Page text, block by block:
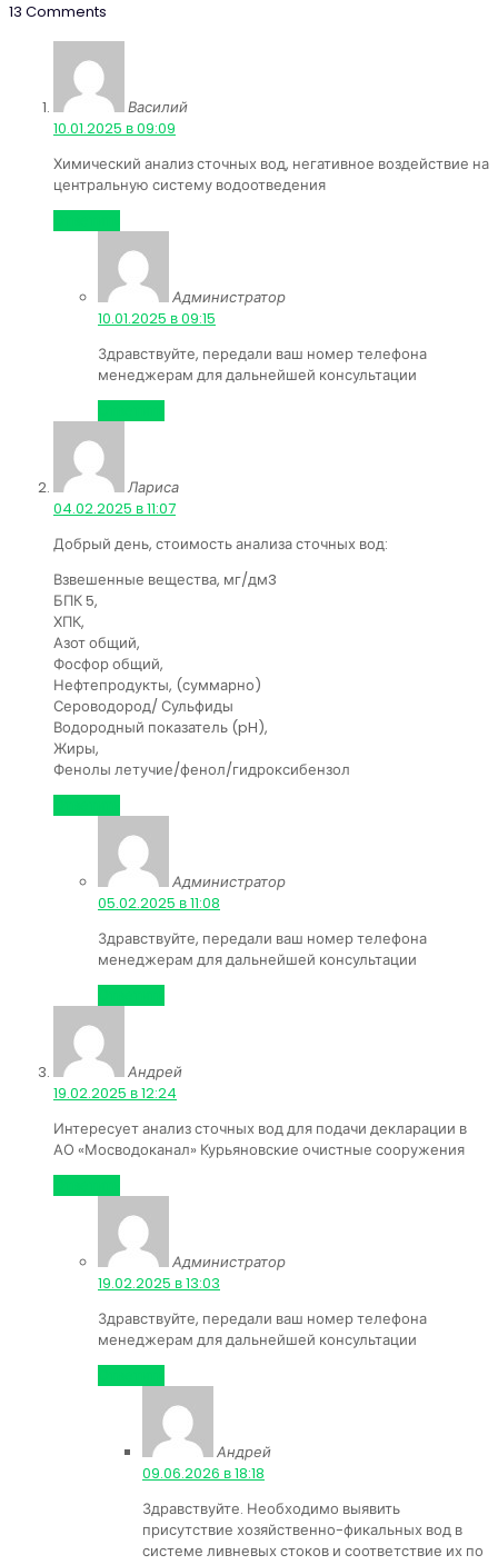
13 Comments
Василий
10.01.2025 в 09:09
Химический анализ сточных вод, негативное воздействие на
центральную систему водоотведения
Администратор
10.01.2025 в 09:15
Здравствуйте, передали ваш номер телефона
менеджерам для дальнейшей консультации
Лариса
04.02.2025 в 11:07
Добрый день, стоимость анализа сточных вод:
Взвешенные вещества, мг/дм3
БПК 5,
ХПК,
Азот общий,
Фосфор общий,
Нефтепродукты, (суммарно)
Сероводород/ Сульфиды
Водородный показатель (pH),
Жиры,
Фенолы летучие/фенол/гидроксибензол
Администратор
05.02.2025 в 11:08
Здравствуйте, передали ваш номер телефона
менеджерам для дальнейшей консультации
Андрей
19.02.2025 в 12:24
Интересует анализ сточных вод для подачи декларации в
АО «Мосводоканал» Курьяновские очистные сооружения
Администратор
19.02.2025 в 13:03
Здравствуйте, передали ваш номер телефона
менеджерам для дальнейшей консультации
Андрей
09.06.2026 в 18:18
Здравствуйте. Необходимо выявить
присутствие хозяйственно-фикальных вод в
системе ливневых стоков и соответствие их по